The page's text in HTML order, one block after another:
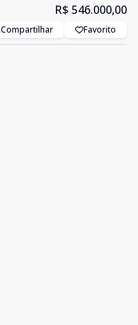
R$ 546.000,00
Compartilhar Favorito